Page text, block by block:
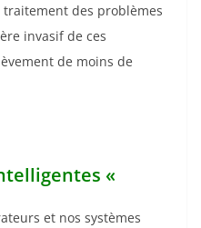
traitement des problèmes
invasif de ces
de moins de
«
et nos systèmes